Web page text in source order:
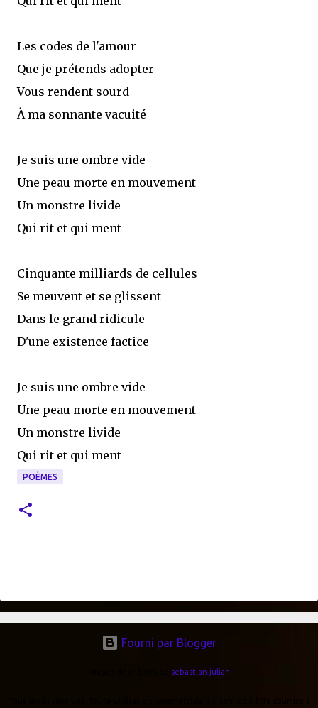
Les codes de l'amour
Que je prétends adopter
Vous rendent sourd
À ma sonnante vacuité
Je suis une ombre vide
Une peau morte en mouvement
Un monstre livide
Qui rit et qui ment
Cinquante milliards de cellules
Se meuvent et se glissent
Dans le grand ridicule
D'une existence factice
Je suis une ombre vide
Une peau morte en mouvement
Un monstre livide
Qui rit et qui ment
POÈMES
Fourni par Blogger
sebastian-julian